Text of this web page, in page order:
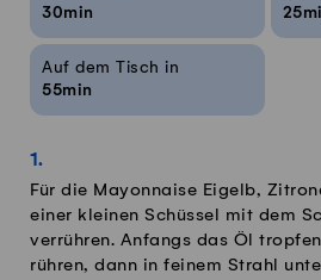
30min
Auf dem Tisch in
55min
Für die Mayonnaise Eigelb,
einer kleinen Schüssel mit dem
verrühren. Anfangs das Öl
rühren, dann in feinem Strahl